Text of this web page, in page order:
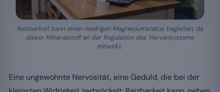
Reizbarkeit kann einen niedrigen Magnesiumstatus begleiten, da
dieser Mineralstoff an der Regulation des Nervensystems
mitwirkt.
Eine ungewohnte Nervosität, eine Geduld, die bei der